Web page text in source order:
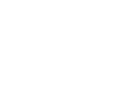
求平安好運
到母娘慈悲座前，祈福
、對親人的思念，也是